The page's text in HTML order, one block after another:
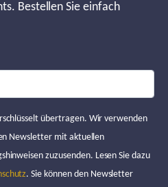
Bestellen Sie einfach
übertragen. Wir verwenden
Newsletter mit aktuellen
zuzusenden. Lesen Sie dazu
. Sie können den Newsletter